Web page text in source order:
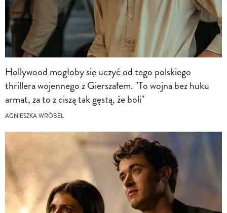
Hollywood mogłoby się uczyć od tego polskiego
thrillera wojennego z Gierszałem. "To wojna bez huku
armat, za to z ciszą tak gęstą, że boli"
AGNIESZKA WRÓBEL